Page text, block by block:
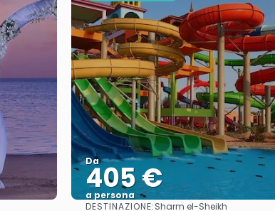
Da
405 €
a persona
DESTINAZIONE:Sharm el-Sheikh